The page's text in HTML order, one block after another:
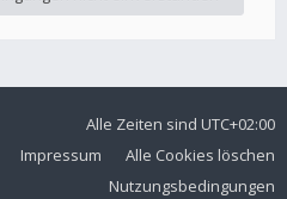
Alle Zeiten sind UTC+02:00
Alle Cookies löschen
Impressum
Nutzungsbedingungen